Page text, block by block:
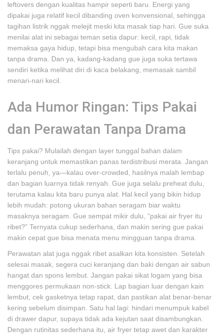
leftovers dengan kualitas hampir seperti baru. Energi yang
dipakai juga relatif kecil dibanding oven konvensional, sehingga
tagihan listrik nggak melejit meski kita masak tiap hari. Gue suka
menilai alat ini sebagai teman setia dapur: kecil, rapi, tidak
memaksa gaya hidup, tetapi bisa mengubah cara kita makan
tanpa drama. Dan ya, kadang-kadang gue juga suka tertawa
sendiri ketika melihat diri di kaca belakang, memasak sambil
menari-nari kecil.
Ada Humor Ringan: Tips Pakai
dan Perawatan Tanpa Drama
Tips pakai? Mulailah dengan layer tunggal bahan dalam
keranjang untuk memastikan panas terdistribusi merata. Jangan
terlalu penuh, ya—kalau over-crowded, hasilnya malah lembap
dan bagian luarnya tidak renyah. Gue juga selalu preheat dulu,
terutama kalau kita baru punya alat. Hal kecil yang bikin hidup
lebih mudah: potong ukuran bahan seragam biar waktu
masaknya seragam. Gue sempat mikir dulu, “pakai air fryer itu
ribet?” Ternyata cukup sederhana, dan makin sering gue pakai
makin cepat gue bisa menata menu mingguan tanpa drama.
Perawatan alat juga nggak ribet asalkan kita konsisten. Setelah
selesai masak, segera cuci keranjang dan baki dengan air sabun
hangat dan spons lembut. Jangan pakai sikat logam yang bisa
menggores permukaan non-stick. Lap bagian luar dengan kain
lembut, cek gasketnya tetap rapat, dan pastikan alat benar-benar
kering sebelum disimpan. Satu hal lagi: hindari menumpuk kabel
di drawer dapur, supaya tidak ada kejutan saat disambungkan.
Dengan rutinitas sederhana itu, air fryer tetap awet dan karakter